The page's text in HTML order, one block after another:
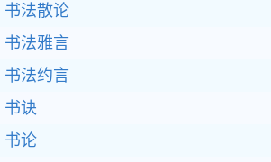
书法散论
书法雅言
书法约言
书诀
书论